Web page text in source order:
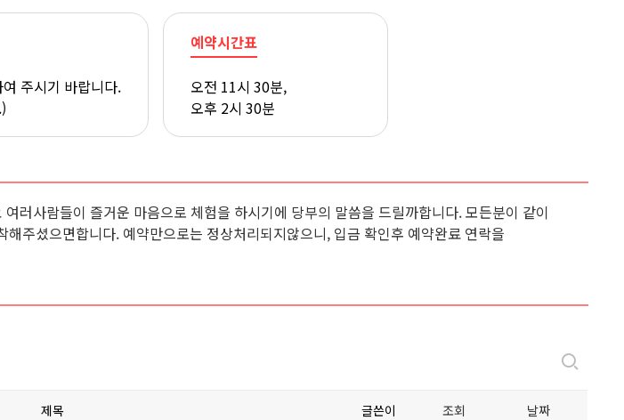
주시기 바랍니다.
예약시간표
오전 11시 30분,
오후 2시 30분
러사람들이 즐거운 마음으로 체험을 하시기에 당부의 말씀을 드릴까합니다. 모든분이 같이
주셨으면합니다. 예약만으로는 정상처리되지않으니, 입금 확인후 예약완료 연락을
제목 글쓴이 조회 날짜